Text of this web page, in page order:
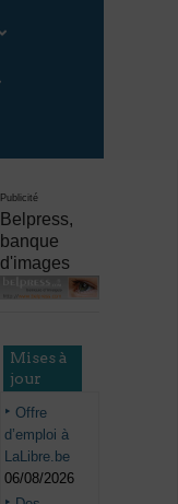
Publicité
Belpress,
banque
d'images
Mises à
jour
Offre
d’emploi à
LaLibre.be
06/08/2026